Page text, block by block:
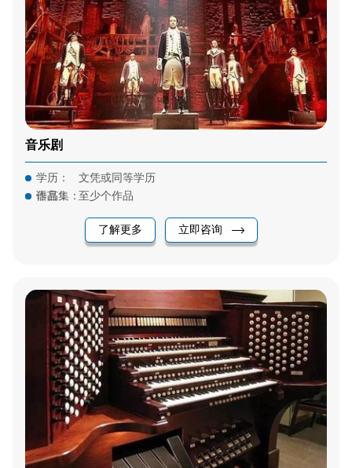
音乐剧
学历：
文凭或同等学历
语言：
作品集：至少个作品
了解更多 立即咨询